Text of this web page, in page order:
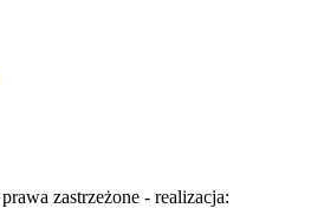
zastrzeżone - realizacja: